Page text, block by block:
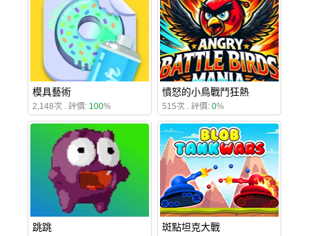
模具藝術
2,148次 . 評價: 100%
憤怒的小鳥戰鬥狂熱
515次 . 評價: 0%
跳跳 斑點坦克大戰